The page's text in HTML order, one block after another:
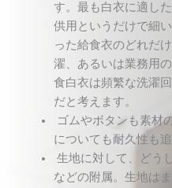
す。最も白衣に適し
供用というだけで細
った給食衣のどれだ
濯、あるいは業務用
食白衣は頻繁な洗濯
だと考えます。
ゴムやボタンも素材
についても耐久性も追
生地に対して、どう
などの附属。生地は